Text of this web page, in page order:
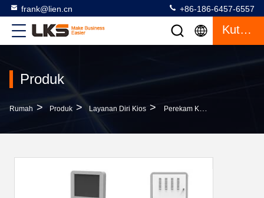
frank@lien.cn +86-186-6457-6557
Kutipan
Produk
Rumah > Produk > Layanan Diri Kios > Perekam Kamera Kabel LAN Onwall Kios Dual Layar Inforamsi All-In-1 Untuk Bioskop